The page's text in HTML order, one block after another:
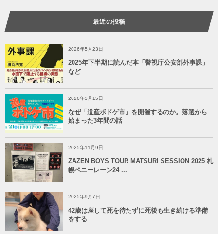
最近の投稿
2026年5月23日
2025年下半期に読んだ本「警視庁公安部外事課」
など
2026年3月15日
なぜ「道産ボドゲ市」を開催するのか。落選から
始まった3年間の話
2025年11月9日
ZAZEN BOYS TOUR MATSURI SESSION 2025 札
幌ペニーレーン24 ...
2025年9月7日
42歳は座して死を待たずに死後も生き続ける準備
をする